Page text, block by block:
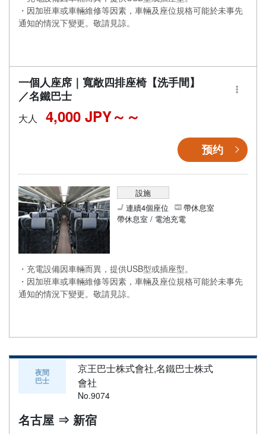
・因加班車或車輛維修等因素，車輛及座位規格可能於未事先
通知的情況下變更。敬請見諒。
一個人座席｜寬敞四排座椅【洗手間】
／名鐵巴士
大人 4,000 JPY～
预约
設施
連續4個座位
帶休息室
帶休息室 / 電池充電
・充電設備因車輛而異，提供USB型或插座型。
・因加班車或車輛維修等因素，車輛及座位規格可能於未事先
通知的情況下變更。敬請見諒。
夜間
巴士
京王巴士株式會社,名鐵巴士株式
會社
No.9074
名古屋 ⇒ 新宿